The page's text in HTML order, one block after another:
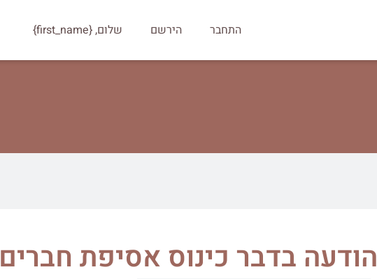
התחבר הירשם שלום, {first_name}
הודעה בדבר כינוס אסיפת חברים